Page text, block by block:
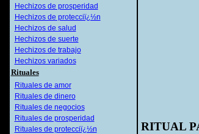
Hechizos de prosperidad
Hechizos de protecciï¿½n
Hechizos de salud
Hechizos de suerte
Hechizos de trabajo
Hechizos variados
Rituales
Rituales de amor
Rituales de dinero
Rituales de negocios
Rituales de prosperidad
Rituales de protecciï¿½n
RITUAL